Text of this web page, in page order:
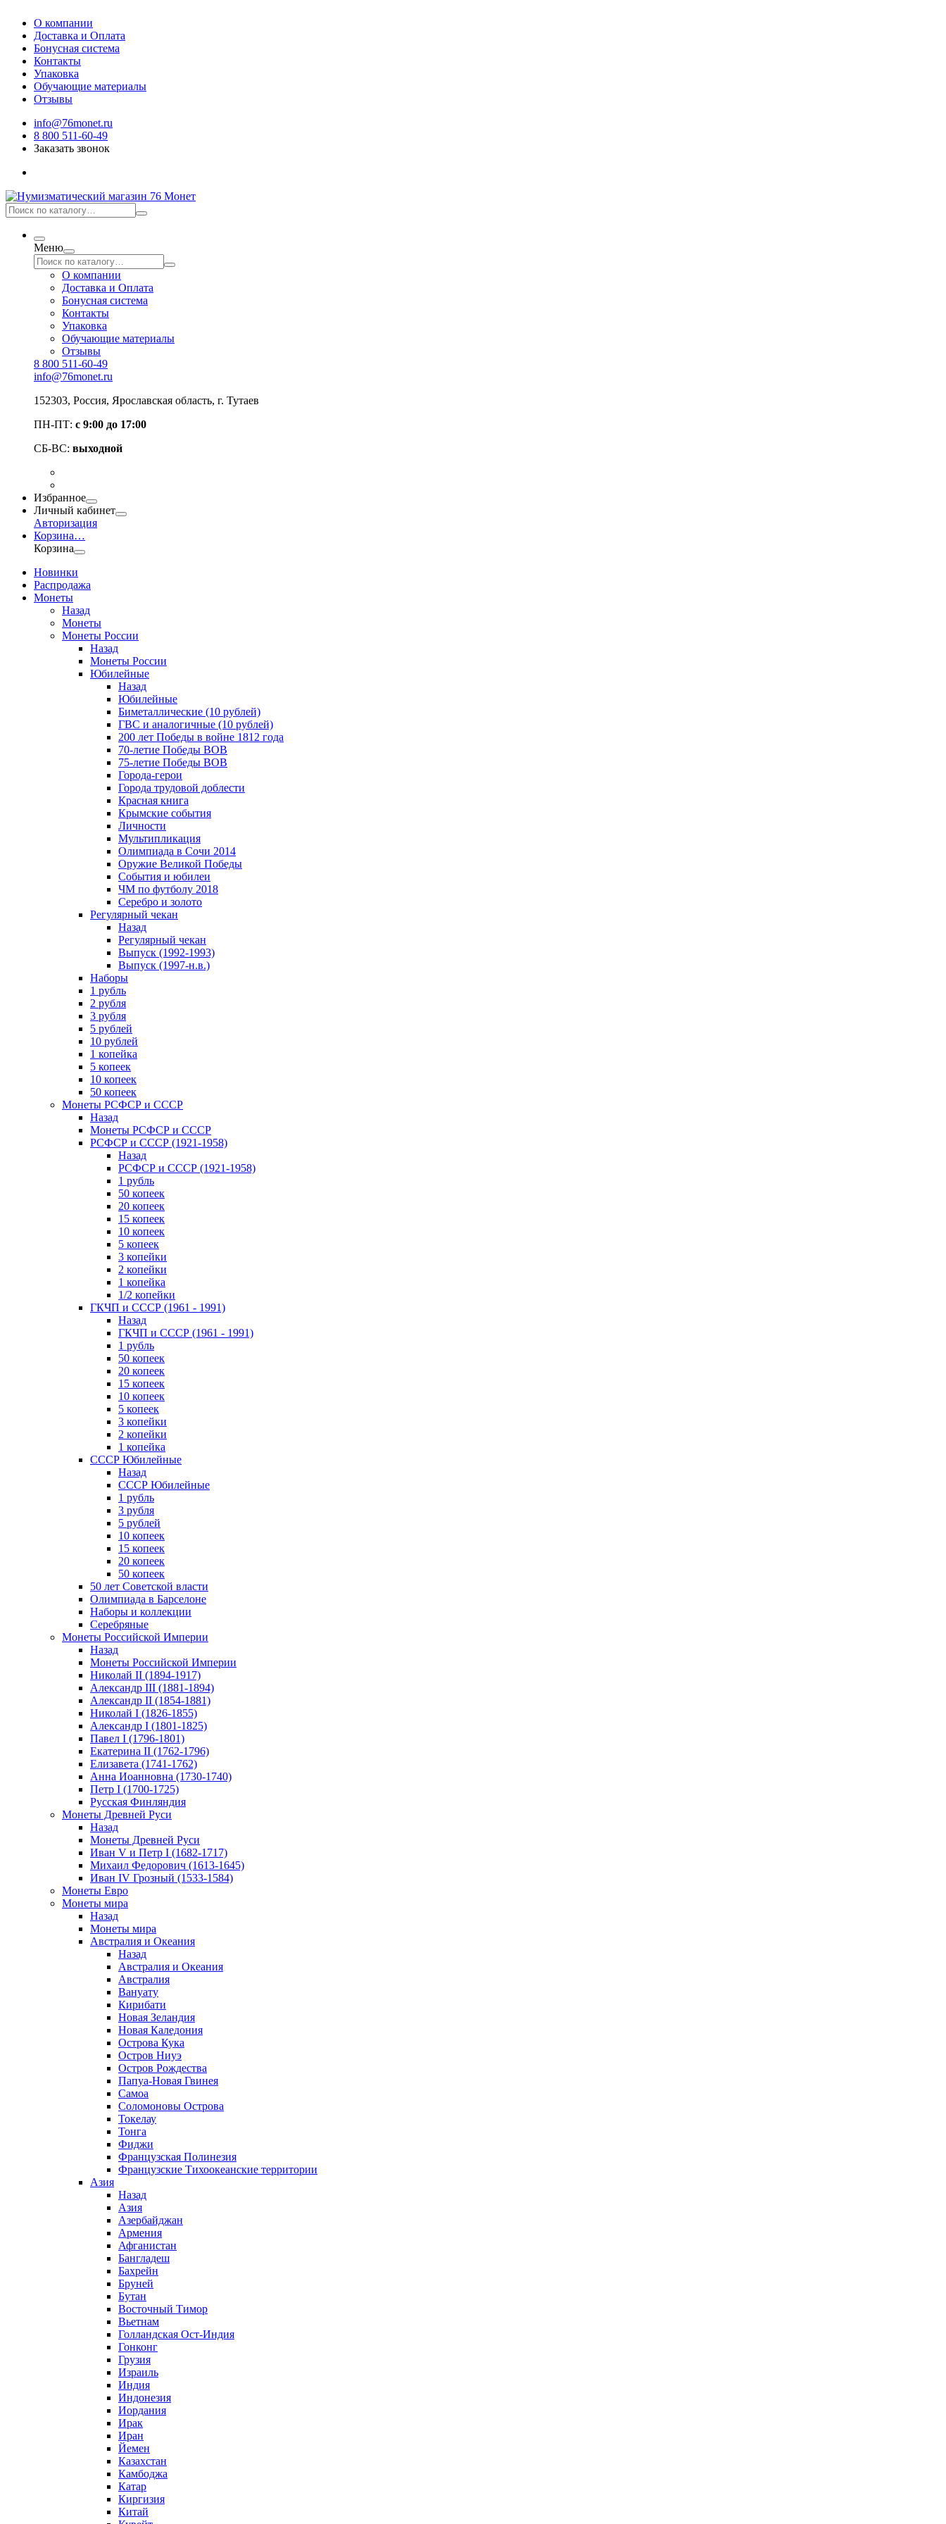
О компании
Доставка и Оплата
Бонусная система
Контакты
Упаковка
Обучающие материалы
Отзывы
info@76monet.ru
8 800 511-60-49
Заказать звонок
Меню
О компании
Доставка и Оплата
Бонусная система
Контакты
Упаковка
Обучающие материалы
Отзывы
8 800 511-60-49
info@76monet.ru
152303, Россия, Ярославская область, г. Тутаев
ПН-ПТ: с 9:00 до 17:00
СБ-ВС: выходной
Избранное
Личный кабинет
Авторизация
Корзина…
Корзина
Новинки
Распродажа
Монеты
Назад
Монеты
Монеты России
Назад
Монеты России
Юбилейные
Назад
Юбилейные
Биметаллические (10 рублей)
ГВС и аналогичные (10 рублей)
200 лет Победы в войне 1812 года
70-летие Победы ВОВ
75-летие Победы ВОВ
Города-герои
Города трудовой доблести
Красная книга
Крымские события
Личности
Мультипликация
Олимпиада в Сочи 2014
Оружие Великой Победы
События и юбилеи
ЧМ по футболу 2018
Серебро и золото
Регулярный чекан
Назад
Регулярный чекан
Выпуск (1992-1993)
Выпуск (1997-н.в.)
Наборы
1 рубль
2 рубля
3 рубля
5 рублей
10 рублей
1 копейка
5 копеек
10 копеек
50 копеек
Монеты РСФСР и СССР
Назад
Монеты РСФСР и СССР
РСФСР и СССР (1921-1958)
Назад
РСФСР и СССР (1921-1958)
1 рубль
50 копеек
20 копеек
15 копеек
10 копеек
5 копеек
3 копейки
2 копейки
1 копейка
1/2 копейки
ГКЧП и СССР (1961 - 1991)
Назад
ГКЧП и СССР (1961 - 1991)
1 рубль
50 копеек
20 копеек
15 копеек
10 копеек
5 копеек
3 копейки
2 копейки
1 копейка
СССР Юбилейные
Назад
СССР Юбилейные
1 рубль
3 рубля
5 рублей
10 копеек
15 копеек
20 копеек
50 копеек
50 лет Советской власти
Олимпиада в Барселоне
Наборы и коллекции
Серебряные
Монеты Российской Империи
Назад
Монеты Российской Империи
Николай II (1894-1917)
Александр III (1881-1894)
Александр II (1854-1881)
Николай I (1826-1855)
Александр I (1801-1825)
Павел I (1796-1801)
Екатерина II (1762-1796)
Елизавета (1741-1762)
Анна Иоанновна (1730-1740)
Петр I (1700-1725)
Русская Финляндия
Монеты Древней Руси
Назад
Монеты Древней Руси
Иван V и Петр I (1682-1717)
Михаил Федорович (1613-1645)
Иван IV Грозный (1533-1584)
Монеты Евро
Монеты мира
Назад
Монеты мира
Австралия и Океания
Назад
Австралия и Океания
Австралия
Вануату
Кирибати
Новая Зеландия
Новая Каледония
Острова Кука
Остров Ниуэ
Остров Рождества
Папуа-Новая Гвинея
Самоа
Соломоновы Острова
Токелау
Тонга
Фиджи
Французская Полинезия
Французские Тихоокеанские территории
Азия
Назад
Азия
Азербайджан
Армения
Афганистан
Бангладеш
Бахрейн
Бруней
Бутан
Восточный Тимор
Вьетнам
Голландская Ост-Индия
Гонконг
Грузия
Израиль
Индия
Индонезия
Иордания
Ирак
Иран
Йемен
Казахстан
Камбоджа
Катар
Киргизия
Китай